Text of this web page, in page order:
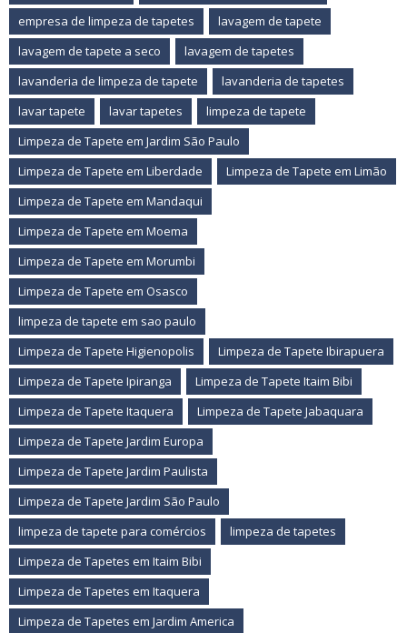
empresa de limpeza de tapetes
lavagem de tapete
lavagem de tapete a seco
lavagem de tapetes
lavanderia de limpeza de tapete
lavanderia de tapetes
lavar tapete
lavar tapetes
limpeza de tapete
Limpeza de Tapete em Jardim São Paulo
Limpeza de Tapete em Liberdade
Limpeza de Tapete em Limão
Limpeza de Tapete em Mandaqui
Limpeza de Tapete em Moema
Limpeza de Tapete em Morumbi
Limpeza de Tapete em Osasco
limpeza de tapete em sao paulo
Limpeza de Tapete Higienopolis
Limpeza de Tapete Ibirapuera
Limpeza de Tapete Ipiranga
Limpeza de Tapete Itaim Bibi
Limpeza de Tapete Itaquera
Limpeza de Tapete Jabaquara
Limpeza de Tapete Jardim Europa
Limpeza de Tapete Jardim Paulista
Limpeza de Tapete Jardim São Paulo
limpeza de tapete para comércios
limpeza de tapetes
Limpeza de Tapetes em Itaim Bibi
Limpeza de Tapetes em Itaquera
Limpeza de Tapetes em Jardim America